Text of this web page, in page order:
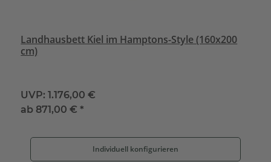
Landhausbett Kiel im Hamptons-Style (160x200
cm)
UVP: 1.176,00 €
ab 871,00 € *
Individuell konfigurieren